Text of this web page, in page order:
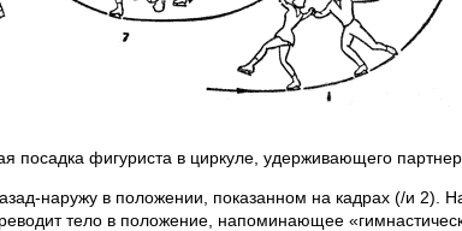
фигуриста в циркуле, удерживающего
наружу в положении, показанном на кадрах (/и 2).
тело в положение, напоминающее